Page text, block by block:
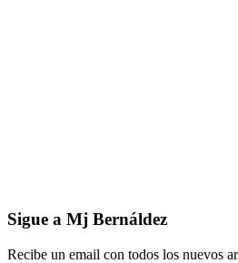
Sigue a Mj Bernáldez
Recibe un email con todos los nuevos